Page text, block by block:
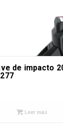
de impacto
Leer más